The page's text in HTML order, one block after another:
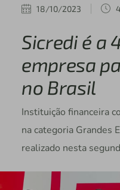
18/10/2023
Sicredi é a
empresa
no Brasil
Instituição financeira
na categoria Grandes
realizado nesta